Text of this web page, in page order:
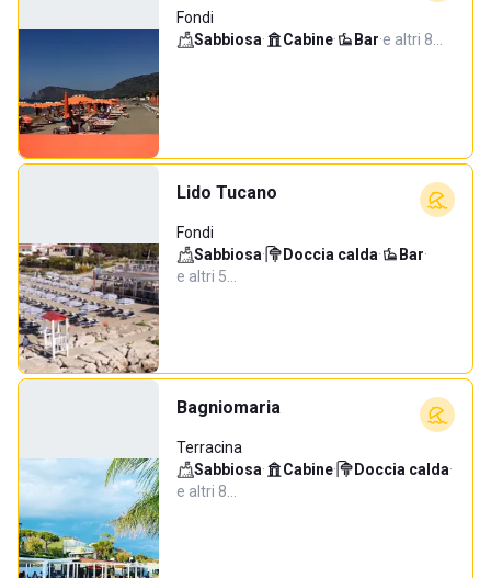
Fondi
Sabbiosa· Cabine· Bar·e altri 8…
Lido Tucano
Fondi
Sabbiosa· Doccia calda· Bar·
e altri 5…
Bagniomaria
Terracina
Sabbiosa· Cabine· Doccia calda·
e altri 8…